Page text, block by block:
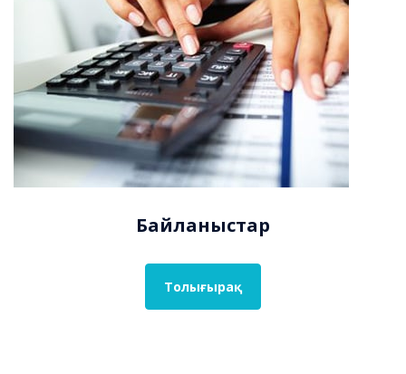
Байланыстар
Толығырақ